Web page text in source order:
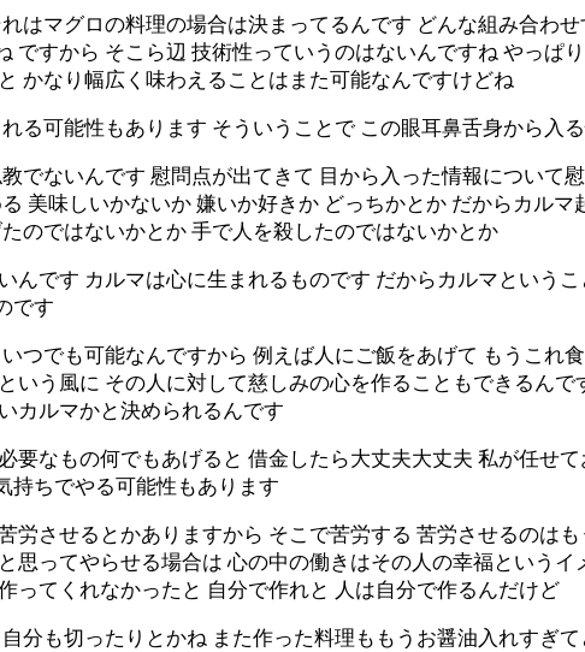
はマグロの料理の場合は決まってるんです どんな組み合わ
ですから そこら辺 技術性っていうのはないんですね やっぱ
かなり幅広く味わえることはまた可能なんですけどね
る可能性もあります そういうことで この眼耳鼻舌身から入
でないんです 慰問点が出てきて 目から入った情報について
美味しいかないか 嫌いか好きか どっちかとか だからカル
のではないかとか 手で人を殺したのではないかとか
んです カルマは心に生まれるものです だからカルマという
です
つでも可能なんですから 例えば人にご飯をあげて もうこれ
いう風に その人に対して慈しみの心を作ることもできるん
カルマかと決められるんです
要なもの何でもあげると 借金したら大丈夫大丈夫 私が任せ
持ちでやる可能性もあります
労させるとかありますから そこで苦労する 苦労させるのは
思ってやらせる場合は 心の中の働きはその人の幸福という
ってくれなかったと 自分で作れと 人は自分で作るんだけど
分も切ったりとかね また作った料理ももうお醤油入れすぎ